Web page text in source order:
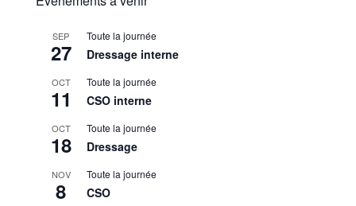
SEP
27
Toute la journée
Dressage interne
OCT
11
Toute la journée
CSO interne
OCT
18
Toute la journée
Dressage
NOV
8
Toute la journée
CSO